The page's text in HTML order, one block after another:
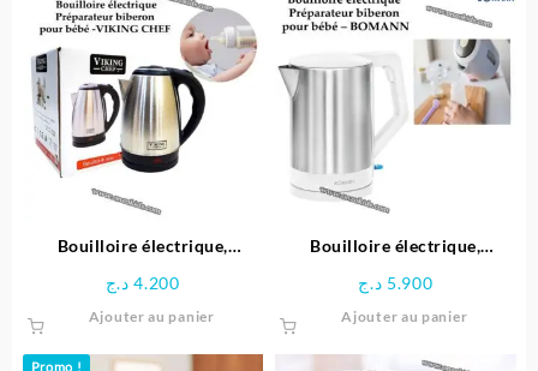
Bouilloire électrique,
bébé -Viking chef
4.200 د.ج
Ajouter au panier
Bouilloire électrique,
bébé – BOMANN
5.900 د.ج
Ajouter au panier
Promo !